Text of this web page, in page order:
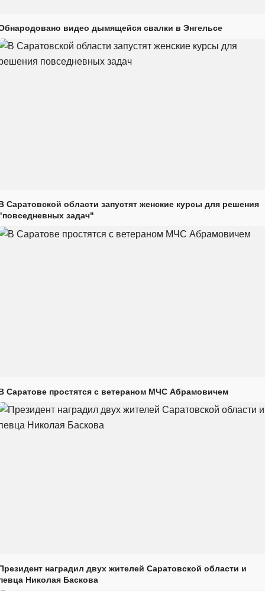
видео дымящейся свалки в Энгельсе
Саратовской области запустят женские курсы для решения
задач"
Саратове простятся с ветераном МЧС Абрамовичем
наградил двух жителей Саратовской области и
Николая Баскова